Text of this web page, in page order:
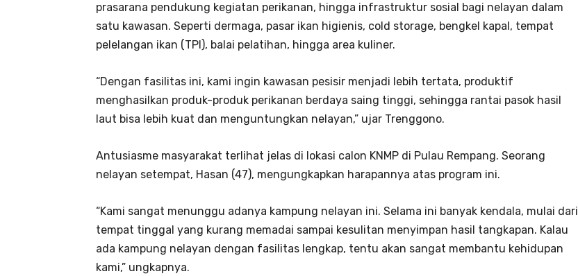
prasarana pendukung kegiatan perikanan, hingga infrastruktur sosial bagi nelayan dalam
satu kawasan. Seperti dermaga, pasar ikan higienis, cold storage, bengkel kapal, tempat
pelelangan ikan (TPI), balai pelatihan, hingga area kuliner.
“Dengan fasilitas ini, kami ingin kawasan pesisir menjadi lebih tertata, produktif
menghasilkan produk-produk perikanan berdaya saing tinggi, sehingga rantai pasok hasil
laut bisa lebih kuat dan menguntungkan nelayan,” ujar Trenggono.
Antusiasme masyarakat terlihat jelas di lokasi calon KNMP di Pulau Rempang. Seorang
nelayan setempat, Hasan (47), mengungkapkan harapannya atas program ini.
“Kami sangat menunggu adanya kampung nelayan ini. Selama ini banyak kendala, mulai dari
tempat tinggal yang kurang memadai sampai kesulitan menyimpan hasil tangkapan. Kalau
ada kampung nelayan dengan fasilitas lengkap, tentu akan sangat membantu kehidupan
kami,” ungkapnya.